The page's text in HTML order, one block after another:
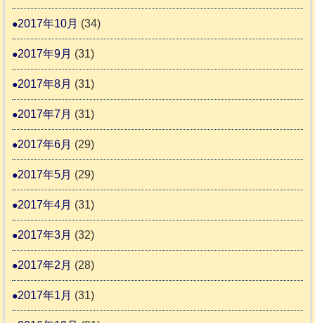
2017年10月 (34)
2017年9月 (31)
2017年8月 (31)
2017年7月 (31)
2017年6月 (29)
2017年5月 (29)
2017年4月 (31)
2017年3月 (32)
2017年2月 (28)
2017年1月 (31)